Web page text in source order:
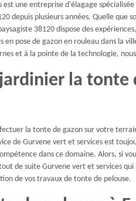
une entreprise d’élagage
depuis plusieurs années. Quelle
38120 dispose des
en pose de gazon en rouleau dans la
et à la pointe de la technologie,
la tonte
la tonte de gazon sur votre
de Gurvene vert et services est
dans ce domaine. Alors, si
de suite Gurvene vert et services qui
de vos travaux de tonte de pelouse.